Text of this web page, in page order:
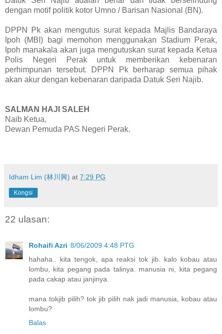
dengan motif politik kotor Umno / Barisan Nasional (BN).
DPPN Pk akan mengutus surat kepada Majlis Bandaraya
Ipoh (MBI) bagi memohon menggunakan Stadium Perak,
Ipoh manakala akan juga mengutuskan surat kepada Ketua
Polis Negeri Perak untuk memberikan kebenaran
perhimpunan tersebut. DPPN Pk berharap semua pihak
akan akur dengan kebenaran daripada Datuk Seri Najib.
SALMAN HAJI SALEH
Naib Ketua,
Dewan Pemuda PAS Negeri Perak.
Idham Lim (林川興) at 7:29 PG
Kongsi
22 ulasan:
Rohaifi Azri 8/06/2009 4:48 PTG
hahaha.. kita tengok, apa reaksi tok jib. kalo kobau atau
lombu, kita pegang pada talinya. manusia ni, kita pegang
pada cakap atau janjinya.
mana tokjib pilih? tok jib pilih nak jadi manusia, kobau atau
lombu?
Balas